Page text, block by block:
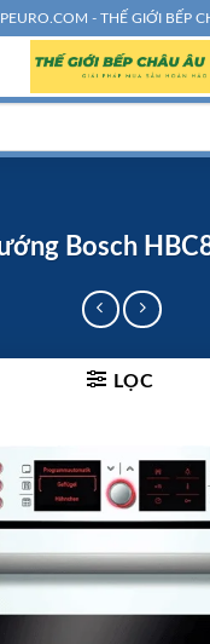
- THẾ GIỚI BẾP
Bosch
LỌC